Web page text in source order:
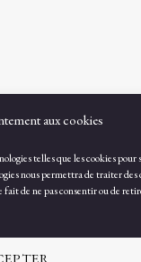
aux cookies
telles que les cookies
nous permettra de traiter des
de ne pas consentir ou de